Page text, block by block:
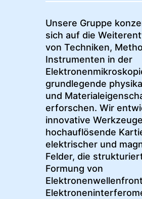
Unsere Gruppe
sich auf die
von Techniken,
Instrumenten in der
grundlegende
und
erforschen. Wir
innovative
hochauflösende
elektrischer und
Felder, die
Formung von